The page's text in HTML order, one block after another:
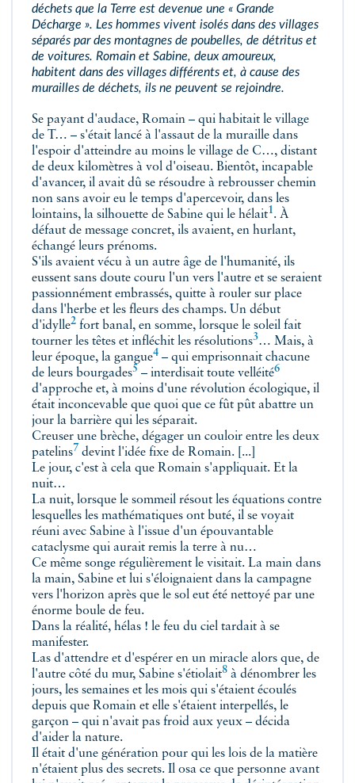
déchets que la Terre est devenue une « Grande
Décharge ». Les hommes vivent isolés dans des villages
séparés par des montagnes de poubelles, de détritus et
de voitures. Romain et Sabine, deux amoureux,
habitent dans des villages différents et, à cause des
murailles de déchets, ils ne peuvent se rejoindre.
Se payant d'audace, Romain – qui habitait le village
de T… – s'était lancé à l'assaut de la muraille dans
l'espoir d'atteindre au moins le village de C…, distant
de deux kilomètres à vol d'oiseau. Bientôt, incapable
d'avancer, il avait dû se résoudre à rebrousser chemin
non sans avoir eu le temps d'apercevoir, dans les
lointains, la silhouette de Sabine qui le hélait1. À
défaut de message concret, ils avaient, en hurlant,
échangé leurs prénoms.
S'ils avaient vécu à un autre âge de l'humanité, ils
eussent sans doute couru l'un vers l'autre et se seraient
passionnément embrassés, quitte à rouler sur place
dans l'herbe et les fleurs des champs. Un début
d'idylle2 fort banal, en somme, lorsque le soleil fait
tourner les têtes et infléchit les résolutions3… Mais, à
leur époque, la gangue4 – qui emprisonnait chacune
de leurs bourgades5 – interdisait toute velléité6
d'approche et, à moins d'une révolution écologique, il
était inconcevable que quoi que ce fût pût abattre un
jour la barrière qui les séparait.
Creuser une brèche, dégager un couloir entre les deux
patelins7 devint l'idée fixe de Romain. [...]
Le jour, c'est à cela que Romain s'appliquait. Et la
nuit…
La nuit, lorsque le sommeil résout les équations contre
lesquelles les mathématiques ont buté, il se voyait
réuni avec Sabine à l'issue d'un épouvantable
cataclysme qui aurait remis la terre à nu…
Ce même songe régulièrement le visitait. La main dans
la main, Sabine et lui s'éloignaient dans la campagne
vers l'horizon après que le sol eut été nettoyé par une
énorme boule de feu.
Dans la réalité, hélas ! le feu du ciel tardait à se
manifester.
Las d'attendre et d'espérer en un miracle alors que, de
l'autre côté du mur, Sabine s'étiolait8 à dénombrer les
jours, les semaines et les mois qui s'étaient écoulés
depuis que Romain et elle s'étaient interpellés, le
garçon – qui n'avait pas froid aux yeux – décida
d'aider la nature.
Il était d'une génération pour qui les lois de la matière
n'étaient plus des secrets. Il osa ce que personne avant